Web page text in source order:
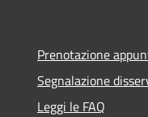
Prenotazione
Segnalazione
Leggi le FAQ